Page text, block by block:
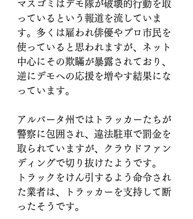
マスゴミはデモ隊が破壊的行動を取
っているという報道を流していま
す。多くは雇われ俳優やプロ市民を
使っていると思われますが、ネット
中心にその欺瞞が暴露されており、
逆にデモへの応援を増やす結果にな
っています。
アルバータ州ではトラッカーたちが
警察に包囲され、違法駐車で罰金を
取られていますが、クラウドファン
ディングで切り抜けたようです。
トラックをけん引するよう命令され
た業者は、トラッカーを支持して断
ったそうです。